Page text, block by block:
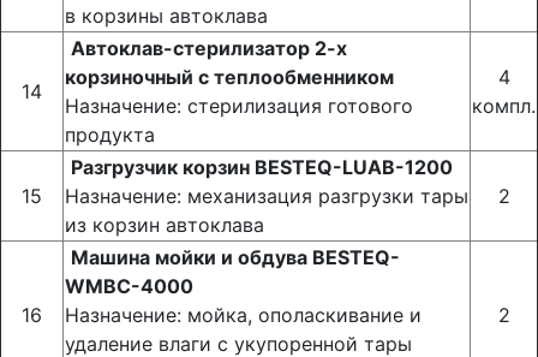
в корзины автоклава
14
Автоклав-стерилизатор 2-х
корзиночный с теплообменником
Назначение: стерилизация готового
продукта
4
компл.
15
Разгрузчик корзин BESTEQ-LUAB-1200
Назначение: механизация разгрузки тары
из корзин автоклава
2
16
Машина мойки и обдува BESTEQ-
WMBC-4000
Назначение: мойка, ополаскивание и
удаление влаги с укупоренной тары
2